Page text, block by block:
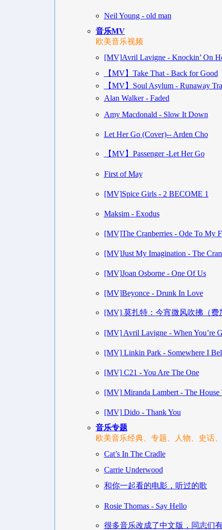
Neil Young - old man
音乐MV
欧美音乐视频
[MV]Avril Lavigne - Knockin’ On
【MV】Take That - Back for Good
【MV】Soul Asylum - Runaway
Alan Walker - Faded
Amy Macdonald - Slow It Down
Let Her Go (Cover)-- Arden Cho
【MV】Passenger -Let Her Go
First of May
[MV]Spice Girls - 2 BECOME 1
Maksim - Exodus
[MV]The Cranberries - Ode To My
[MV]Just My Imagination - The
[MV]Joan Osborne - One Of Us
[MV]Beyonce - Drunk In Love
[MV] 莫扎特：今宵微风吹拂（费
[MV] Avril Lavigne - When You’re
[MV] Linkin Park - Somewhere I
[MV] C21 - You Are The One
[MV] Miranda Lambert - The
[MV] Dido - Thank You
音乐专题
欧美音乐经典、专题、人物、史话
Cat’s In The Cradle
Carrie Underwood
和你一起看的电影，听过的歌
Rosie Thomas - Say Hello
很多音乐改成了中文版，同志们